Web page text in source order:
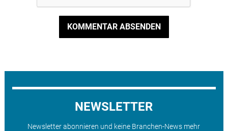
KOMMENTAR ABSENDEN
NEWSLETTER
Newsletter abonnieren und keine Branchen-News mehr